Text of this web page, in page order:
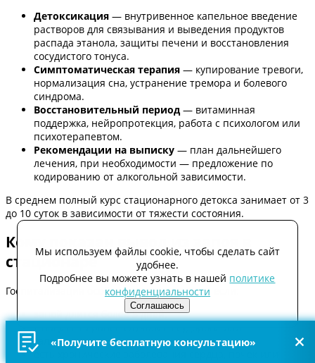
Детоксикация — внутривенное капельное введение
растворов для связывания и выведения продуктов
распада этанола, защиты печени и восстановления
сосудистого тонуса.
Симптоматическая терапия — купирование тревоги,
нормализация сна, устранение тремора и болевого
синдрома.
Восстановительный период — витаминная
поддержка, нейропротекция, работа с психологом или
психотерапевтом.
Рекомендации на выписку — план дальнейшего
лечения, при необходимости — предложение по
кодированию от алкогольной зависимости.
В среднем полный курс стационарного детокса занимает от 3
до 10 суток в зависимости от тяжести состояния.
Кому показан вывод из запоя в
стационаре
Госпитализация особенно рекомендуется, если:
запой длится более 5 дней;
галлюцинации при отмене алкоголя;
есть хронические заболевания сердца, почек или
Мы используем файлы cookie, чтобы сделать сайт
удобнее.
Подробнее вы можете узнать в нашей политике
конфиденциальности
Соглашаюсь
«Получите бесплатную консультацию»